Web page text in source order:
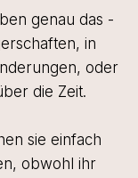
genau das -
in
oder
die Zeit.
sie einfach
obwohl ihr